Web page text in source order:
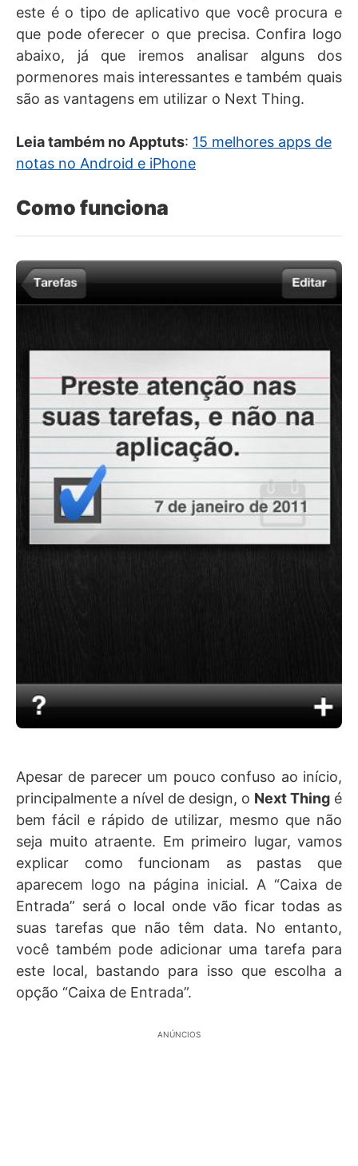
este é o tipo de aplicativo que você procura e
que pode oferecer o que precisa. Confira logo
abaixo, já que iremos analisar alguns dos
pormenores mais interessantes e também quais
são as vantagens em utilizar o Next Thing.
Leia também no Apptuts: 15 melhores apps de
notas no Android e iPhone
Como funciona
Apesar de parecer um pouco confuso ao início,
principalmente a nível de design, o Next Thing é
bem fácil e rápido de utilizar, mesmo que não
seja muito atraente. Em primeiro lugar, vamos
explicar como funcionam as pastas que
aparecem logo na página inicial. A “Caixa de
Entrada” será o local onde vão ficar todas as
suas tarefas que não têm data. No entanto,
você também pode adicionar uma tarefa para
este local, bastando para isso que escolha a
opção “Caixa de Entrada”.
ANÚNCIOS